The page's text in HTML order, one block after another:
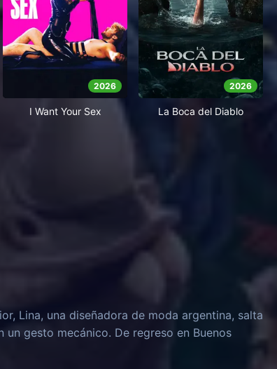
2026
I Want Your Sex
2026
La Boca del Diablo
Lina, una diseñadora de moda argentina, salta
un gesto mecánico. De regreso en Buenos